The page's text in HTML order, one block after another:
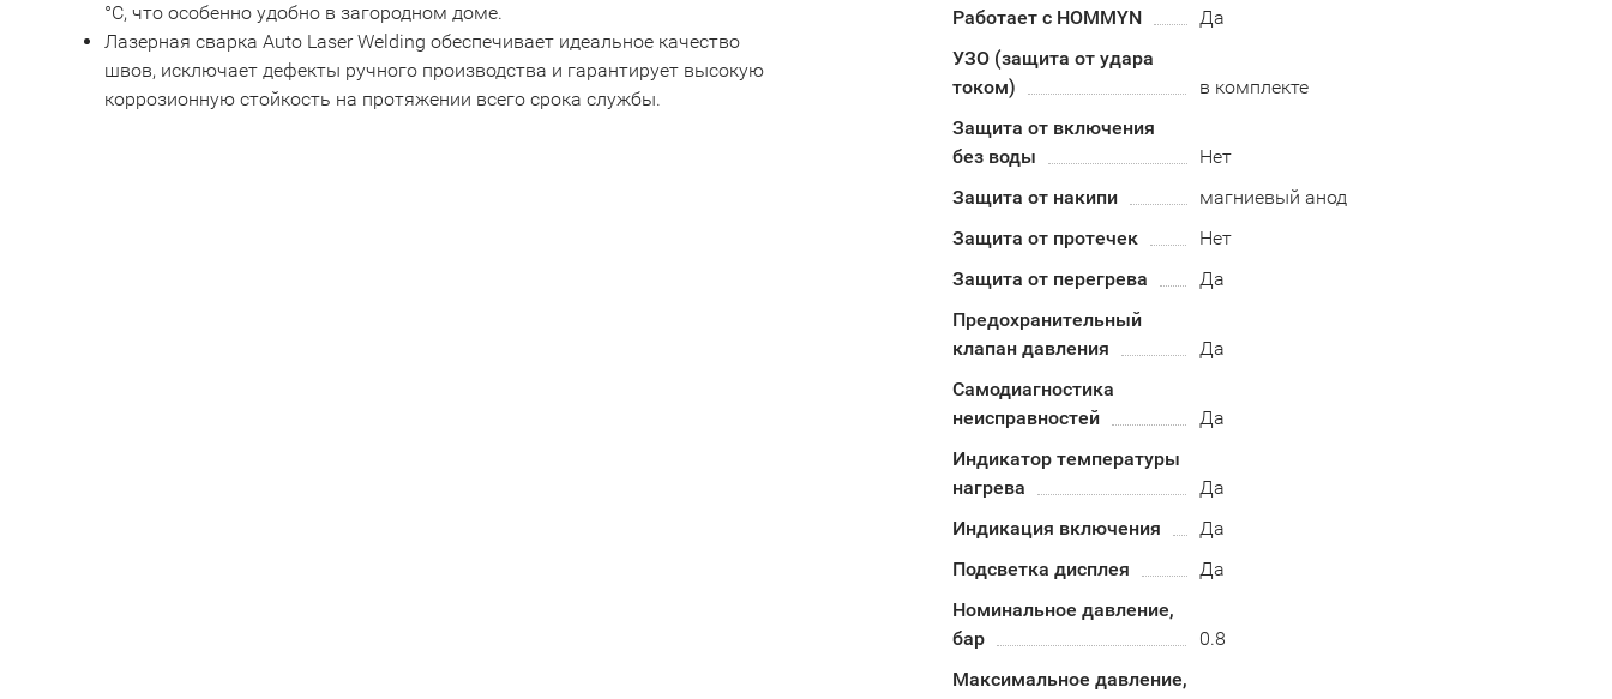
°С, что особенно удобно в загородном доме.
Лазерная сварка Auto Laser Welding обеспечивает идеальное качество
швов, исключает дефекты ручного производства и гарантирует высокую
коррозионную стойкость на протяжении всего срока службы.
Работает с HOMMYN
Да
УЗО (защита от удара
током)
в комплекте
Защита от включения
без воды
Нет
Защита от накипи
магниевый анод
Защита от протечек
Нет
Защита от перегрева
Да
Предохранительный
клапан давления
Да
Самодиагностика
неисправностей
Да
Индикатор температуры
нагрева
Да
Индикация включения
Да
Подсветка дисплея
Да
Номинальное давление,
бар
0.8
Максимальное давление,